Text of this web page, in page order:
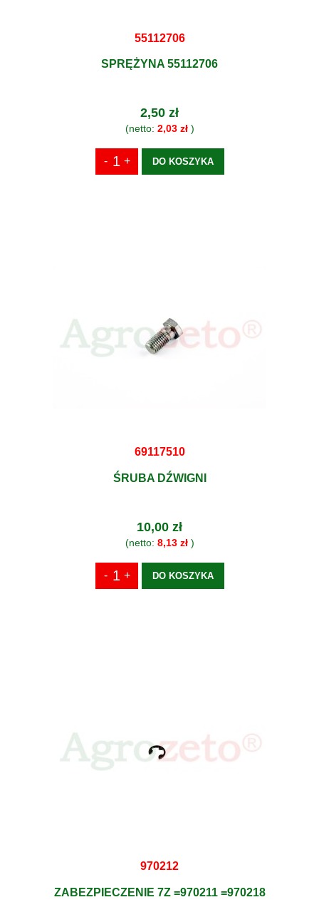
55112706
SPRĘŻYNA 55112706
2,50 zł
(netto: 2,03 zł)
DO KOSZYKA
69117510
ŚRUBA DŹWIGNI
10,00 zł
(netto: 8,13 zł)
DO KOSZYKA
970212
ZABEZPIECZENIE 7Z =970211 =970218